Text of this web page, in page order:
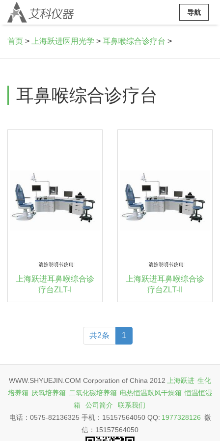
导航
首页 > 上海跃进医用光学 > 耳鼻喉综合诊疗台 >
耳鼻喉综合诊疗台
上海跃进耳鼻喉综合诊
疗台ZLT-I
上海跃进耳鼻喉综合诊
疗台ZLT-II
共2条 1
WWW.SHYUEJIN.COM Corporation of China 2012 上海跃进 生化
培养箱 厌氧培养箱 二氧化碳培养箱 电热恒温鼓风干燥箱 恒温恒湿
箱
公司简介
联系我们
电话：0575-82136325 手机：15157564050 QQ: 1977328126 微
信：15157564050